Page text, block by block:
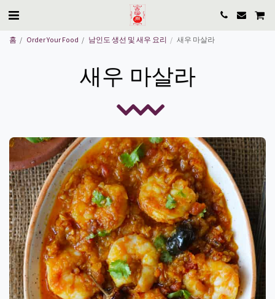
홈 Order Your Food 남인도 생선 및 새우 요리 새우 마살라
새우 마살라